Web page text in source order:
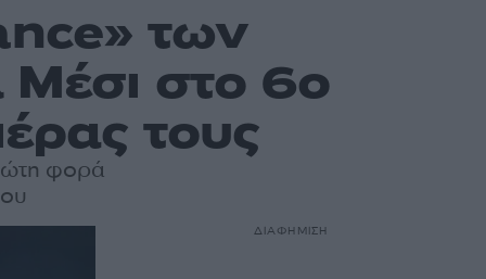
των
Μέσι στο 6ο
τους
φορά
ΔΙΑΦΗΜΙΣΗ